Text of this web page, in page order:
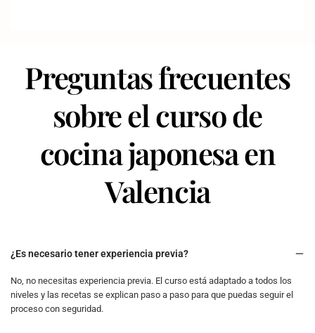
Preguntas frecuentes
sobre el curso de
cocina japonesa en
Valencia
¿Es necesario tener experiencia previa?
No, no necesitas experiencia previa. El curso está adaptado a todos los
niveles y las recetas se explican paso a paso para que puedas seguir el
proceso con seguridad.